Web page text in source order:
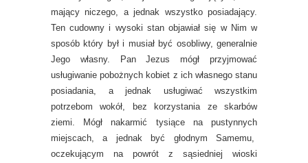
mający niczego, a jednak wszystko posiadający.
Ten cudowny i wysoki stan objawiał się w Nim w
sposób który był i musiał być osobliwy, generalnie
Jego własny. Pan Jezus mógł przyjmować
usługiwanie pobożnych kobiet z ich własnego stanu
posiadania, a jednak usługiwać wszystkim
potrzebom wokół, bez korzystania ze skarbów
ziemi. Mógł nakarmić tysiące na pustynnych
miejscach, a jednak być głodnym Samemu,
oczekującym na powrót z sąsiedniej wioski